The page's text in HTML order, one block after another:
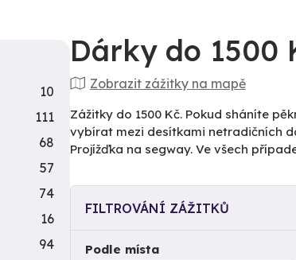
Dárky do 1500
Zobrazit zážitky na mapě
Zážitky do 1500 Kč. Pokud sháníte
vybírat mezi desítkami netradičních
Projížďka na segway. Ve všech
FILTROVÁNÍ ZÁŽITKŮ
Podle místa
10
111
68
57
74
16
94